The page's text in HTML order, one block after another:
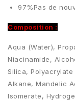
97%Pas de
Composition :
Aqua (Water),
Niacinamide,
Silica,
Alkane, Mandelic
Isomerate,